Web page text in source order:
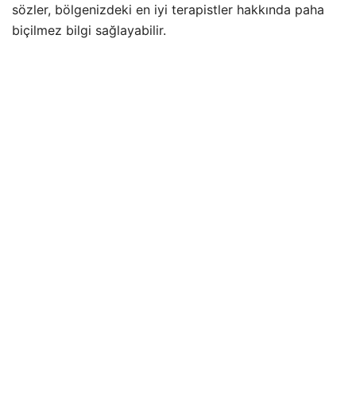
sözler, bölgenizdeki en iyi terapistler hakkında paha
biçilmez bilgi sağlayabilir.